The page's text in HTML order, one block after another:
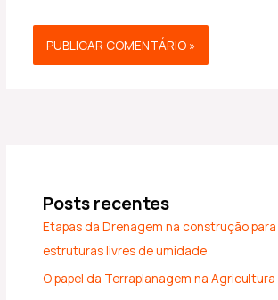
Posts recentes
Etapas da Drenagem na construção
estruturas livres de umidade
O papel da Terraplanagem na Agricultura